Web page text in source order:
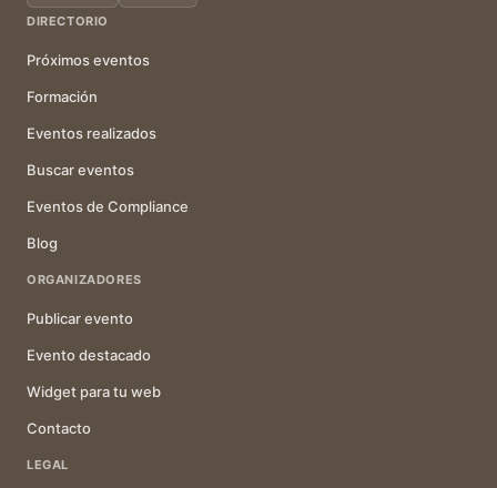
DIRECTORIO
Próximos eventos
Formación
Eventos realizados
Buscar eventos
Eventos de Compliance
Blog
ORGANIZADORES
Publicar evento
Evento destacado
Widget para tu web
Contacto
LEGAL